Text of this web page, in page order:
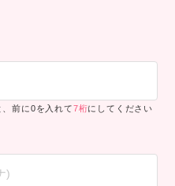
前に0を入れて7桁にしてください